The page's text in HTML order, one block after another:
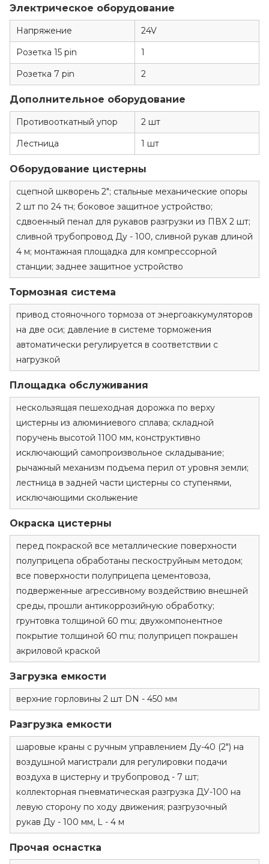
Электрическое оборудование
Напряжение
24V
Розетка 15 pin
1
Розетка 7 pin
2
Дополнительное оборудование
Противооткатный упор
2 шт
Лестница
1 шт
Оборудование цистерны
сцепной шкворень 2"; стальные механические опоры
2 шт по 24 тн; боковое защитное устройство;
сдвоенный пенал для рукавов разгрузки из ПВХ 2 шт;
сливной трубопровод Ду - 100, сливной рукав длиной
4 м; монтажная площадка для компрессорной
станции; заднее защитное устройство
Тормозная система
привод стояночного тормоза от энергоаккумуляторов
на две оси; давление в системе торможения
автоматически регулируется в соответствии с
нагрузкой
Площадка обслуживания
нескользящая пешеходная дорожка по верху
цистерны из алюминиевого сплава; складной
поручень высотой 1100 мм, конструктивно
исключающий самопроизвольное складывание;
рычажный механизм подъема перил от уровня земли;
лестница в задней части цистерны со ступенями,
исключающими скольжение
Окраска цистерны
перед покраской все металлические поверхности
полуприцепа обработаны пескоструйным методом;
все поверхности полуприцепа цементовоза,
подверженные агрессивному воздействию внешней
среды, прошли антикоррозийную обработку;
грунтовка толщиной 60 mu; двухкомпонентное
покрытие толщиной 60 mu; полуприцеп покрашен
акриловой краской
Загрузка емкости
верхние горловины 2 шт DN - 450 мм
Разгрузка емкости
шаровые краны с ручным управлением Ду-40 (2") на
воздушной магистрали для регулировки подачи
воздуха в цистерну и трубопровод - 7 шт;
коллекторная пневматическая разгрузка ДУ-100 на
левую сторону по ходу движения; разгрузочный
рукав Ду - 100 мм, L - 4 м
Прочая оснастка